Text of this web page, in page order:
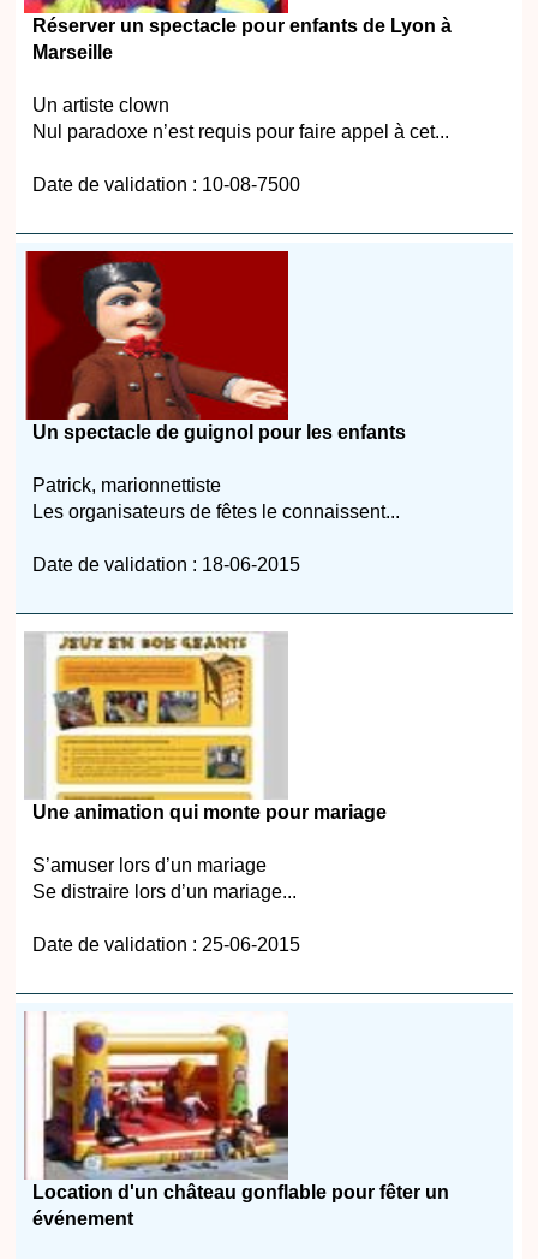
Réserver un spectacle pour enfants de Lyon à
Marseille
Un artiste clown
Nul paradoxe n’est requis pour faire appel à cet...
Date de validation : 10-08-7500
Un spectacle de guignol pour les enfants
Patrick, marionnettiste
Les organisateurs de fêtes le connaissent...
Date de validation : 18-06-2015
Une animation qui monte pour mariage
S’amuser lors d’un mariage
Se distraire lors d’un mariage...
Date de validation : 25-06-2015
Location d'un château gonflable pour fêter un
événement